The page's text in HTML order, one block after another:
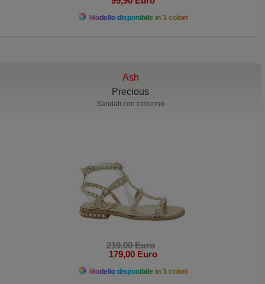
Modello disponibile in 3 colori
Ash
Precious
Sandali con cinturino
219,00 Euro
179,00 Euro
Modello disponibile in 3 colori